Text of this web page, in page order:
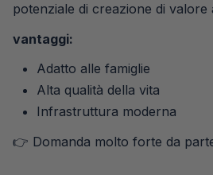
potenziale di creazione di valore
vantaggi:
Adatto alle famiglie
Alta qualità della vita
Infrastruttura moderna
👉 Domanda molto forte da